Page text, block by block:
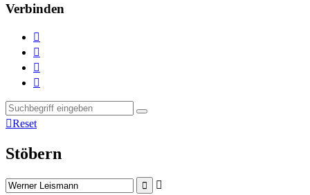
Verbinden




Reset
Stöbern

